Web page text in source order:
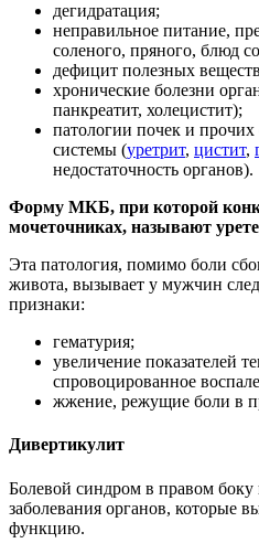
дегидратация;
неправильное питание,
соленого, пряного, блюд
дефицит полезных
хронические болезни
панкреатит, холецистит);
патологии почек и
системы (уретрит, цистит,
недостаточность органов).
Форму МКБ, при которой
мочеточниках, называют
Эта патология, помимо боли
живота, вызывает у мужчин
признаки:
гематурия;
увеличение показателей
спровоцированное
жжение, режущие боли в
Дивертикулит
Болевой синдром в правом боку
заболевания органов, которые
функцию.